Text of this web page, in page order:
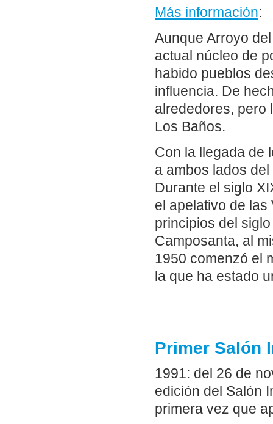
Más información:
Aunque Arroyo
actual núcleo de
habido pueblos
influencia. De
alrededores, pero
Los Baños.
Con la llegada de
a ambos lados
Durante el siglo
el apelativo de las
principios del
Camposanta, al
1950 comenzó el
la que ha estado
Primer Salón
1991: del 26 de
edición del Salón
primera vez que